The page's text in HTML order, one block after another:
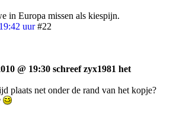
in Europa missen als kiespijn.
uur #22
@ 19:30 schreef zyx1981 het
plaats net onder de rand van het kopje?